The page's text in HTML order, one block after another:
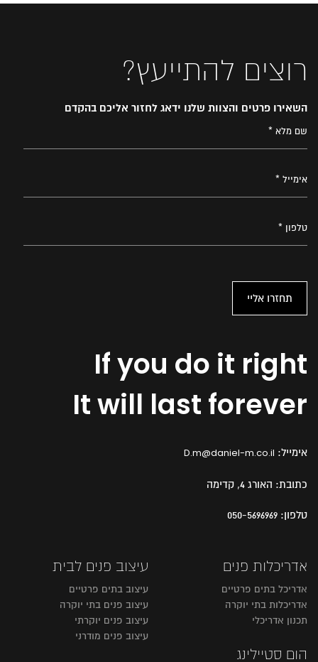
If you do it right
It will last forever
אימייל: D.m@daniel-m.co.il
כתובת: האורג 4, קדימה
טלפון: 050-5696969
רוצים להתייעץ?
השאירו פרטים והצוות שלנו ידאג לחזור אליכם בהקדם
אדריכלות פנים
אדריכל בתים פרטיים
אדריכלות בתי יוקרה
תכנון אדריכלי
עיצוב פנים לבית
עיצוב בתים פרטיים
עיצוב פנים בתי יוקרה
עיצוב פנים יוקרתי
עיצוב פנים מודרני
הום סטיילינג